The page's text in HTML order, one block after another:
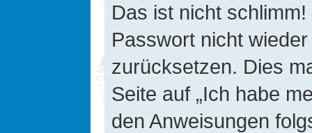
Das ist nicht
Passwort nicht
zurücksetzen. Dies
Seite auf „Ich habe
den Anweisungen